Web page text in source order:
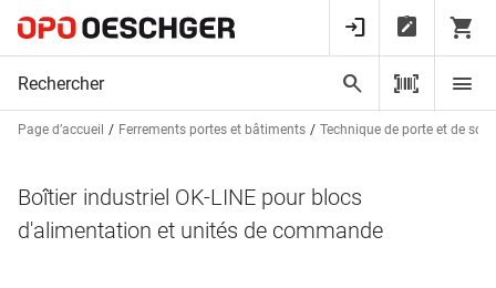
Page d’accueil Ferrements portes et bâtiments Technique de porte et de
Boîtier industriel OK-LINE pour blocs
d'alimentation et unités de commande